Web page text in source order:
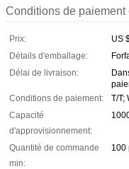
Conditions de paiement
Prix:
US
Détails d'emballage:
Délai de livraison:
Conditions de paiement:
T/T;
Capacité
d'approvisionnement:
Quantité de commande
min:
100